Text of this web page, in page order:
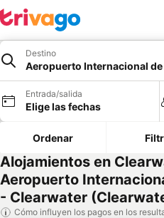
Destino
Aeropuerto Internacional
Entrada/salida
Elige las fechas
Ordenar
Alojamientos en
Aeropuerto
- Clearwater
Cómo influyen los pagos en los